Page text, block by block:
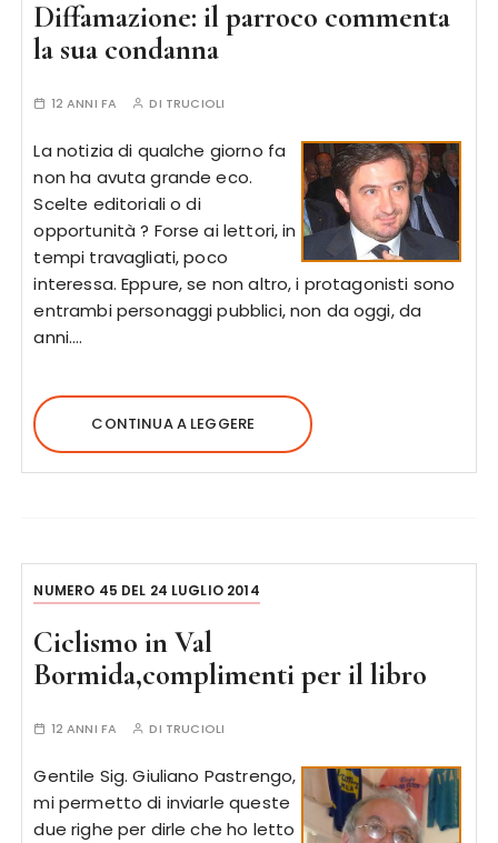
Diffamazione: il parroco commenta
la sua condanna
12 ANNI FA DI TRUCIOLI
La notizia di qualche giorno fa
non ha avuta grande eco.
Scelte editoriali o di
opportunità ? Forse ai lettori, in
tempi travagliati, poco
interessa. Eppure, se non altro, i protagonisti sono
entrambi personaggi pubblici, non da oggi, da
anni….
CONTINUA A LEGGERE
NUMERO 45 DEL 24 LUGLIO 2014
Ciclismo in Val
Bormida,complimenti per il libro
12 ANNI FA DI TRUCIOLI
Gentile Sig. Giuliano Pastrengo,
mi permetto di inviarle queste
due righe per dirle che ho letto